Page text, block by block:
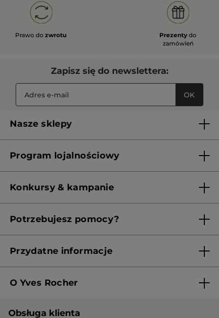
Prawo dozwrotu Prezenty do
zamówień
Zapisz się do newslettera:
OK
Nasze sklepy
Franczyza
Program lojalnościowy
Konkursy & kampanie
Potrzebujesz pomocy?
Przydatne informacje
Polityka prywatności
O Yves Rocher
Obsługa klienta